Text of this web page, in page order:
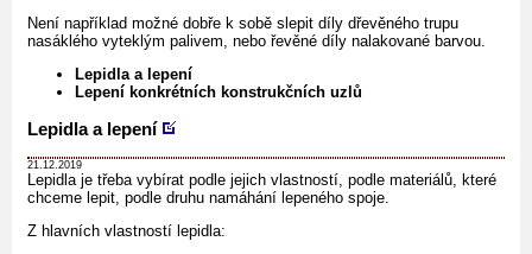
Není například možné dobře k sobě slepit díly dřevěného trupu
nasáklého vyteklým palivem, nebo řevěné díly nalakované barvou.
Lepidla a lepení
Lepení konkrétních konstrukčních uzlů
Lepidla a lepení
21.12.2019
Lepidla je třeba vybírat podle jejich vlastností, podle materiálů, které
chceme lepit, podle druhu namáhání lepeného spoje.
Z hlavních vlastností lepidla: